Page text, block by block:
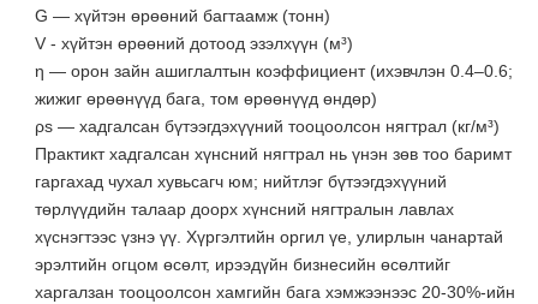
G — хүйтэн өрөөний багтаамж (тонн)
V - хүйтэн өрөөний дотоод эзэлхүүн (м³)
η — орон зайн ашиглалтын коэффициент (ихэвчлэн 0.4–0.6;
жижиг өрөөнүүд бага, том өрөөнүүд өндөр)
ρs — хадгалсан бүтээгдэхүүний тооцоолсон нягтрал (кг/м³)
Практикт хадгалсан хүнсний нягтрал нь үнэн зөв тоо баримт
гаргахад чухал хувьсагч юм; нийтлэг бүтээгдэхүүний
төрлүүдийн талаар доорх хүнсний нягтралын лавлах
хүснэгтээс үзнэ үү. Хүргэлтийн оргил үе, улирлын чанартай
эрэлтийн огцом өсөлт, ирээдүйн бизнесийн өсөлтийг
харгалзан тооцоолсон хамгийн бага хэмжээнээс 20-30%-ийн